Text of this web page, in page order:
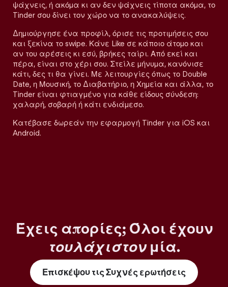
ψάχνεις, ή ακόμα κι αν δεν ψάχνεις τίποτα ακόμα, το
Tinder σου δίνει τον χώρο να το ανακαλύψεις.
Δημιούργησε ένα προφίλ, όρισε τις προτιμήσεις σου
και ξεκίνα το swipe. Κάνε Like σε κάποιο άτομο και
αν του αρέσεις κι εσύ, βρήκες ταίρι. Από εκεί και
πέρα, είναι στο χέρι σου. Στείλε μήνυμα, κανόνισε
κάτι, δες τι θα γίνει. Με λειτουργίες όπως το Double
Date, η Μουσική, το Διαβατήριο, η Χημεία και άλλα, το
Tinder είναι φτιαγμένο για κάθε είδους σύνδεση:
χαλαρή, σοβαρή ή κάτι ενδιάμεσο.
Κατέβασε δωρεάν την εφαρμογή Tinder για iOS και
Android.
Έχεις απορίες; Όλοι έχουν
τουλάχιστονμία.
Επισκέψου τις Συχνές ερωτήσεις